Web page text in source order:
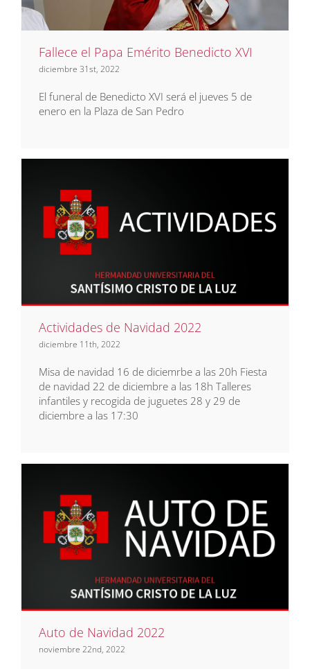
Fallece el Papa Emérito Benedicto XVI
diciembre 31st, 2022
El funeral de Benedicto XVI será el jueves 5 de
enero en la Plaza de San Pedro
Actividades de Navidad 2022
Actividades de Navidad 2022
diciembre 11th, 2022
Misa de navidad 16 de diciemrbe a las 20h Fiesta
de navidad 22 de diciembre a las 18h Talleres
infantiles y recogida de juguetes 28 y 29 de
diciembre a las 17:30
Auto de Navidad 2022
Auto de Navidad 2022
noviembre 22nd, 2022